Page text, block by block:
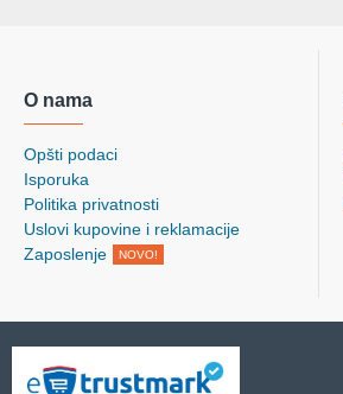
O nama
Opšti podaci
Isporuka
Politika privatnosti
Uslovi kupovine i reklamacije
Zaposlenje
NOVO!